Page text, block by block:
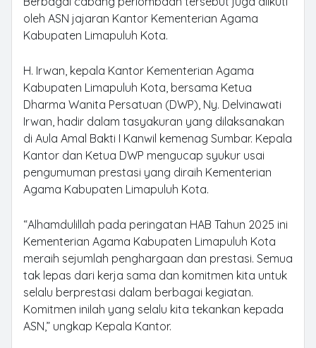
oleh ASN jajaran Kantor Kementerian Agama
Kabupaten Limapuluh Kota.
H. Irwan, kepala Kantor Kementerian Agama
Kabupaten Limapuluh Kota, bersama Ketua
Dharma Wanita Persatuan (DWP), Ny. Delvinawati
Irwan, hadir dalam tasyakuran yang dilaksanakan
di Aula Amal Bakti I Kanwil kemenag Sumbar. Kepala
Kantor dan Ketua DWP mengucap syukur usai
pengumuman prestasi yang diraih Kementerian
Agama Kabupaten Limapuluh Kota.
“Alhamdulillah pada peringatan HAB Tahun 2025 ini
Kementerian Agama Kabupaten Limapuluh Kota
meraih sejumlah penghargaan dan prestasi. Semua
tak lepas dari kerja sama dan komitmen kita untuk
selalu berprestasi dalam berbagai kegiatan.
Komitmen inilah yang selalu kita tekankan kepada
ASN,” ungkap Kepala Kantor.